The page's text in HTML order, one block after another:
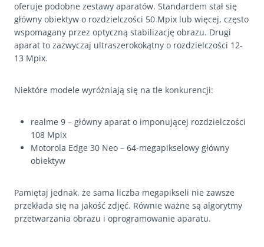
oferuje podobne zestawy aparatów. Standardem stał się
główny obiektyw o rozdzielczości 50 Mpix lub więcej, często
wspomagany przez optyczną stabilizację obrazu. Drugi
aparat to zazwyczaj ultraszerokokątny o rozdzielczości 12-
13 Mpix.
Niektóre modele wyróżniają się na tle konkurencji:
realme 9 – główny aparat o imponującej rozdzielczości
108 Mpix
Motorola Edge 30 Neo – 64-megapikselowy główny
obiektyw
Pamiętaj jednak, że sama liczba megapikseli nie zawsze
przekłada się na jakość zdjęć. Równie ważne są algorytmy
przetwarzania obrazu i oprogramowanie aparatu.